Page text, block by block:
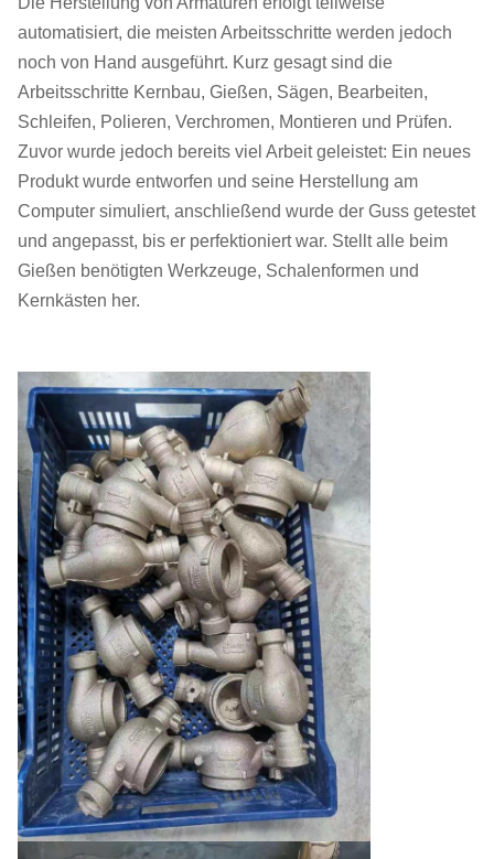
automatisiert, die meisten Arbeitsschritte werden jedoch
noch von Hand ausgeführt. Kurz gesagt sind die
Arbeitsschritte Kernbau, Gießen, Sägen, Bearbeiten,
Schleifen, Polieren, Verchromen, Montieren und Prüfen.
Zuvor wurde jedoch bereits viel Arbeit geleistet: Ein neues
Produkt wurde entworfen und seine Herstellung am
Computer simuliert, anschließend wurde der Guss getestet
und angepasst, bis er perfektioniert war. Stellt alle beim
Gießen benötigten Werkzeuge, Schalenformen und
Kernkästen her.